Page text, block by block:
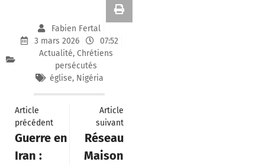
Fabien Fertal
3 mars 2026
07:52
Actualité, Chrétiens
persécutés
église, Nigéria
Article
précédent
Guerre en
Iran :
Article
suivant
Réseau
Maison